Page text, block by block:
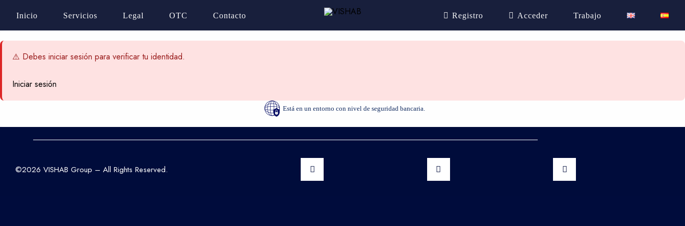
Inicio Servicios Legal OTC Contacto Registro Acceder Trabajo
⚠️ Debes iniciar sesión para verificar tu identidad.
Iniciar sesión
Está en un entorno con nivel de seguridad bancaria.
©2026 VISHAB Group – All Rights Reserved.